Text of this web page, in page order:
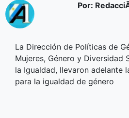
Por:
La Dirección de Políticas de
Mujeres, Género y Diversidad
la Igualdad, llevaron adelante
para la igualdad de género